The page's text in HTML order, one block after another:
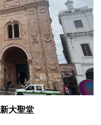
新大聖堂